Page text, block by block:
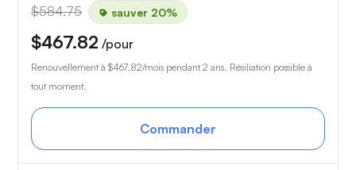
$584.75 sauver 20%
$467.82 /pour
Renouvellement à $467.82/mois pendant 2 ans. Résiliation possible à
tout moment.
Commander